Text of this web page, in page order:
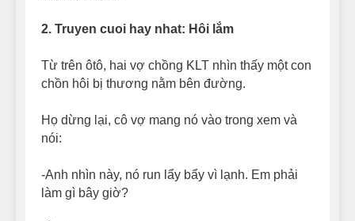
2. Truyen cuoi hay nhat: Hôi lắm
Từ trên ôtô, hai vợ chồng KLT nhìn thấy một con
chồn hôi bị thương nằm bên đường.
Họ dừng lại, cô vợ mang nó vào trong xem và
nói:
-Anh nhìn này, nó run lẩy bẩy vì lạnh. Em phải
làm gì bây giờ?